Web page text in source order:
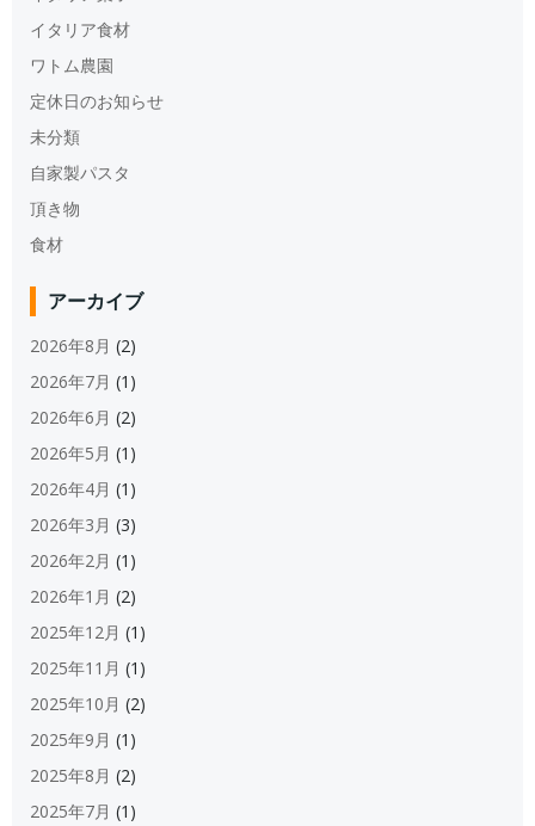
イタリア食材
ワトム農園
定休日のお知らせ
未分類
自家製パスタ
頂き物
食材
アーカイブ
2026年8月 (2)
2026年7月 (1)
2026年6月 (2)
2026年5月 (1)
2026年4月 (1)
2026年3月 (3)
2026年2月 (1)
2026年1月 (2)
2025年12月 (1)
2025年11月 (1)
2025年10月 (2)
2025年9月 (1)
2025年8月 (2)
2025年7月 (1)